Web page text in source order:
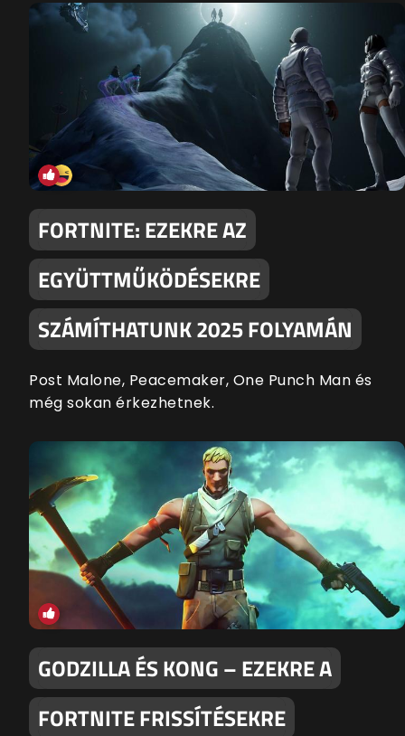
FORTNITE: EZEKRE AZ
EGYÜTTMŰKÖDÉSEKRE
SZÁMÍTHATUNK 2025 FOLYAMÁN
Post Malone, Peacemaker, One Punch Man és
még sokan érkezhetnek.
GODZILLA ÉS KONG – EZEKRE A
FORTNITE FRISSÍTÉSEKRE